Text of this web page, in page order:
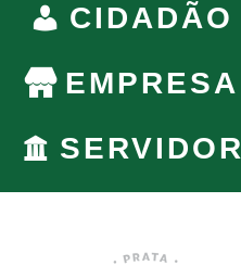
CIDADÃO
EMPRESA
SERVIDOR